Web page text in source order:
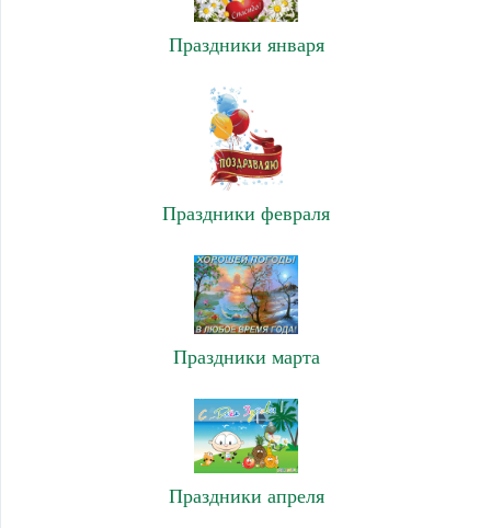
Праздники января
Праздники февраля
Праздники марта
Праздники апреля